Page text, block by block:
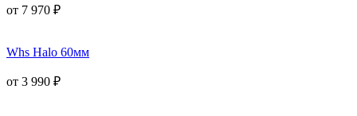
от 7 970 ₽
Whs Halo 60мм
от 3 990 ₽